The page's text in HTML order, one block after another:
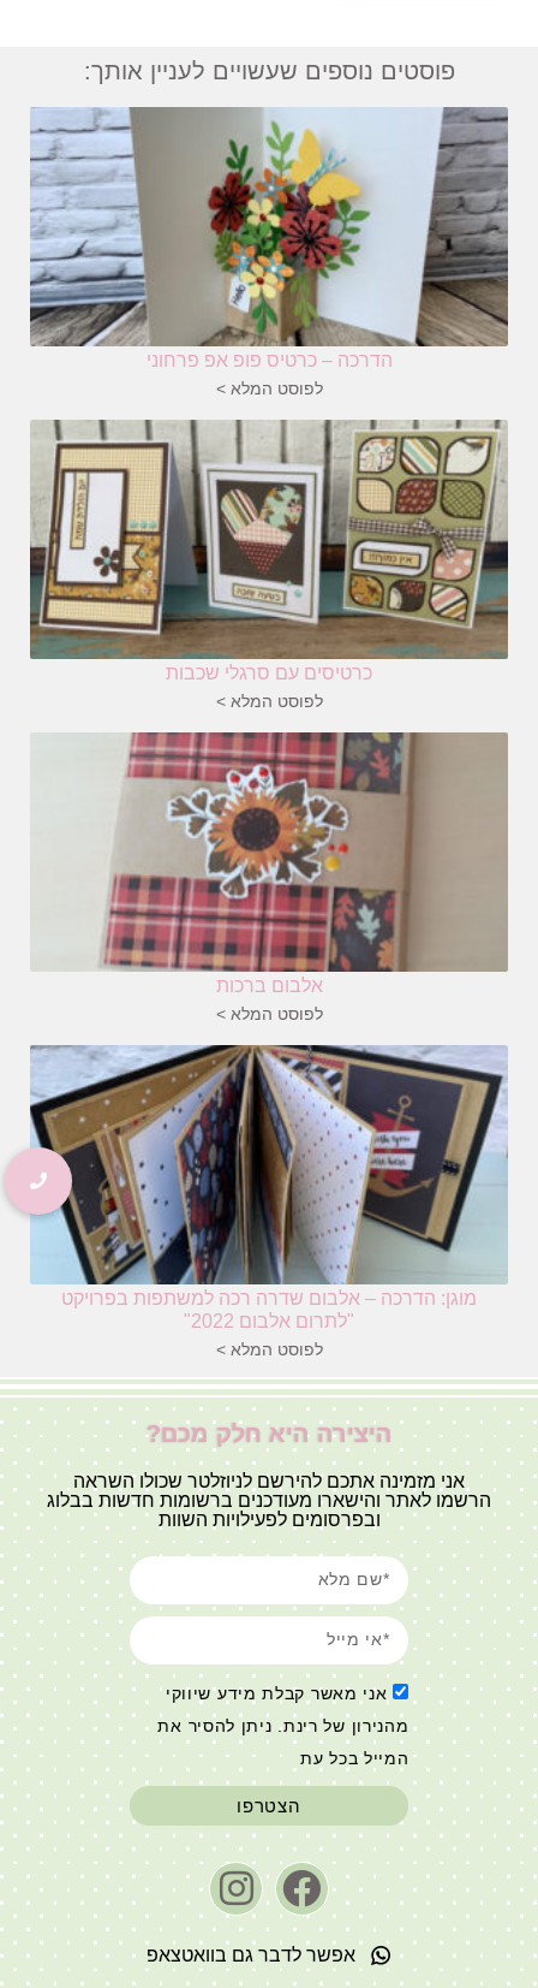
פוסטים נוספים שעשויים לעניין אותך:
הדרכה – כרטיס פופ אפ פרחוני
לפוסט המלא >
כרטיסים עם סרגלי שכבות
לפוסט המלא >
אלבום ברכות
לפוסט המלא >
מוגן: הדרכה – אלבום שדרה רכה למשתפות בפרויקט
"לתרום אלבום 2022"
לפוסט המלא >
היצירה היא חלק מכם?
אני מזמינה אתכם להירשם לניוזלטר שכולו השראה
הרשמו לאתר והישארו מעודכנים ברשומות חדשות בבלוג
ובפרסומים לפעילויות השוות
אני מאשר קבלת מידע שיווקי
מהנירון של רינת. ניתן להסיר את
המייל בכל עת
הצטרפו
אפשר לדבר גם בוואטצאפ